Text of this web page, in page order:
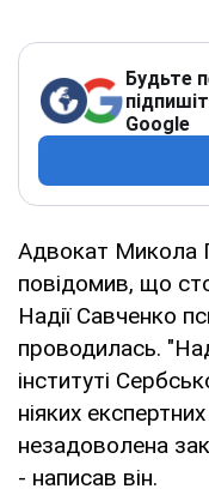
Будьте
Google
Адвокат Микола
повідомив, що
Надії Савченко
проводилась.
інституті
ніяких
незадоволена
- написав він.